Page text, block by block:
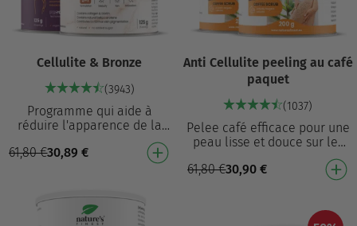
Cellulite & Bronze
(3943)
Programme qui aide à
réduire l'apparence de la
cellulite¹ et contribue à une
pigmentation normale de la
61,80€30,89€
Anti Cellulite peeling au café
paquet
(1037)
Pelee café efficace pour une
peau lisse et douce sur les
Combine café et sel de
61,80€30,90€